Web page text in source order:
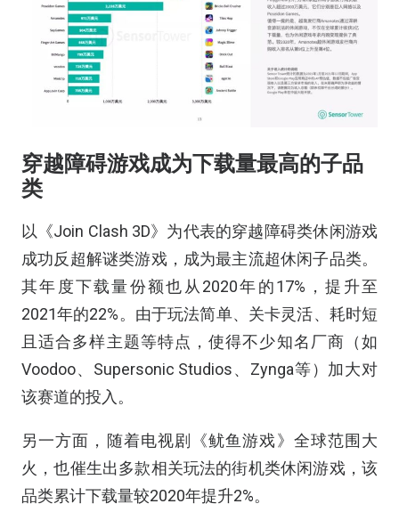
穿越障碍游戏成为下载量最高的子品
类
以《Join Clash 3D》为代表的穿越障碍类休闲游戏
成功反超解谜类游戏，成为最主流超休闲子品类。
其年度下载量份额也从2020年的17%，提升至
2021年的22%。由于玩法简单、关卡灵活、耗时短
且适合多样主题等特点，使得不少知名厂商（如
Voodoo、Supersonic Studios、Zynga等）加大对
该赛道的投入。
另一方面，随着电视剧《鱿鱼游戏》全球范围大
火，也催生出多款相关玩法的街机类休闲游戏，该
品类累计下载量较2020年提升2%。